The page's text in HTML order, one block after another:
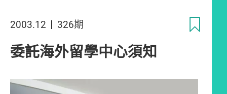
2003.12 326期
委託海外留學中心須知